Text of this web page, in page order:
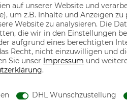
Motive für
auf unserer Website und
um z.B. Inhalte und Anzeigen
Website zu analysieren. Die
die wir in den Einstellungen
aufgrund eines berechtigten
Recht, nicht einzuwilligen und
Sie unser Impressum und
.
DHL Wunschzustellung